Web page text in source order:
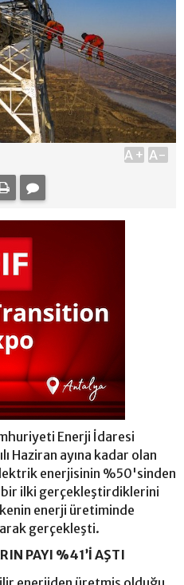
A+ A-
Enerji İdaresi
Haziran ayına kadar olan
enerjisinin %50'sinden
bir ilki gerçekleştirdiklerini
enerji üretiminde
gerçekleşti.
PAYI %41’İ AŞTI